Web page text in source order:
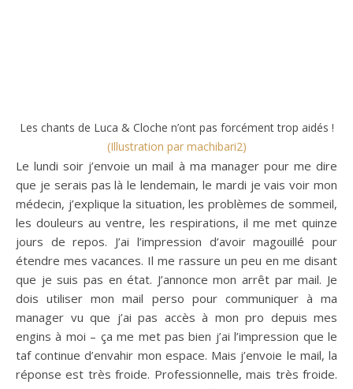
Les chants de Luca & Cloche n’ont pas forcément trop aidés !
(Illustration par machibari2)
Le lundi soir j’envoie un mail à ma manager pour me dire
que je serais pas là le lendemain, le mardi je vais voir mon
médecin, j’explique la situation, les problèmes de sommeil,
les douleurs au ventre, les respirations, il me met quinze
jours de repos. J’ai l’impression d’avoir magouillé pour
étendre mes vacances. Il me rassure un peu en me disant
que je suis pas en état. J’annonce mon arrêt par mail. Je
dois utiliser mon mail perso pour communiquer à ma
manager vu que j’ai pas accès à mon pro depuis mes
engins à moi – ça me met pas bien j’ai l’impression que le
taf continue d’envahir mon espace. Mais j’envoie le mail, la
réponse est très froide. Professionnelle, mais très froide.